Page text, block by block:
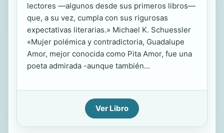
lectores —algunos desde sus primeros libros—
que, a su vez, cumpla con sus rigurosas
expectativas literarias.» Michael K. Schuessler
«Mujer polémica y contradictoria, Guadalupe
Amor, mejor conocida como Pita Amor, fue una
poeta admirada -aunque también...
Ver Libro